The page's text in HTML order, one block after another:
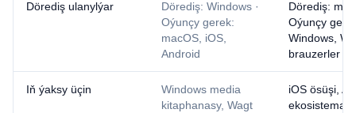
Dörediş ulanylýar
Dörediş: Windows ·
Oýunçy gerek:
macOS, iOS,
Android
Dörediş:
Oýunçy
Windows,
brauzerler
Iň ýaksy üçin
Windows media
kitaphanasy, Wagt
iOS ösüşi,